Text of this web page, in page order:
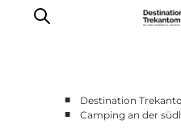
■
Destination
■
Camping an der